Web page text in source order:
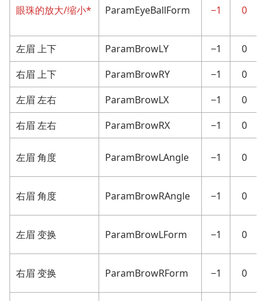
眼珠的放大/缩小* ParamEyeBallForm −1 0
左眉 上下 ParamBrowLY −1
0
右眉 上下
ParamBrowRY −1
0
左眉 左右
ParamBrowLX −1
0
右眉 左右
ParamBrowRX −1 0
左眉 角度 ParamBrowLAngle −1 0
右眉 角度 ParamBrowRAngle −1 0
左眉 变换 ParamBrowLForm −1 0
右眉 变换 ParamBrowRForm −1 0